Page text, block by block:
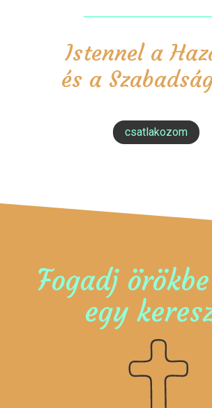
Istennel a
és a
csatlakozom
Fogadj örökbe
egy